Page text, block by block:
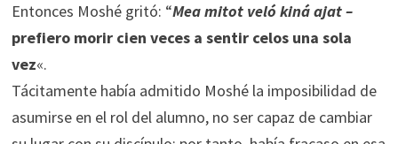
Entonces Moshé gritó: “Mea mitot veló kiná ajat –
prefiero morir cien veces a sentir celos una sola
vez«.
Tácitamente había admitido Moshé la imposibilidad de
asumirse en el rol del alumno, no ser capaz de cambiar